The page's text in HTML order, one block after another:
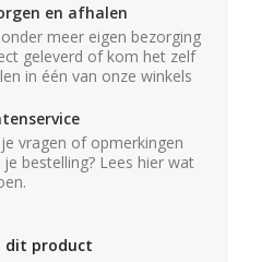
en afhalen
meer eigen bezorging
geleverd of kom het zelf
in één van onze winkels
je vragen of opmerkingen
je bestelling? Lees hier wat
dit product